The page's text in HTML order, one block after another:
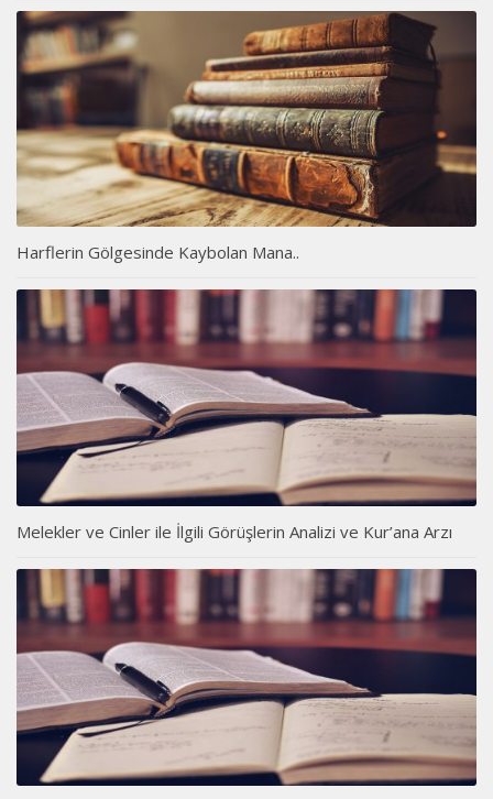
Harflerin Gölgesinde Kaybolan Mana..
Melekler ve Cinler ile İlgili Görüşlerin Analizi ve Kur’ana Arzı